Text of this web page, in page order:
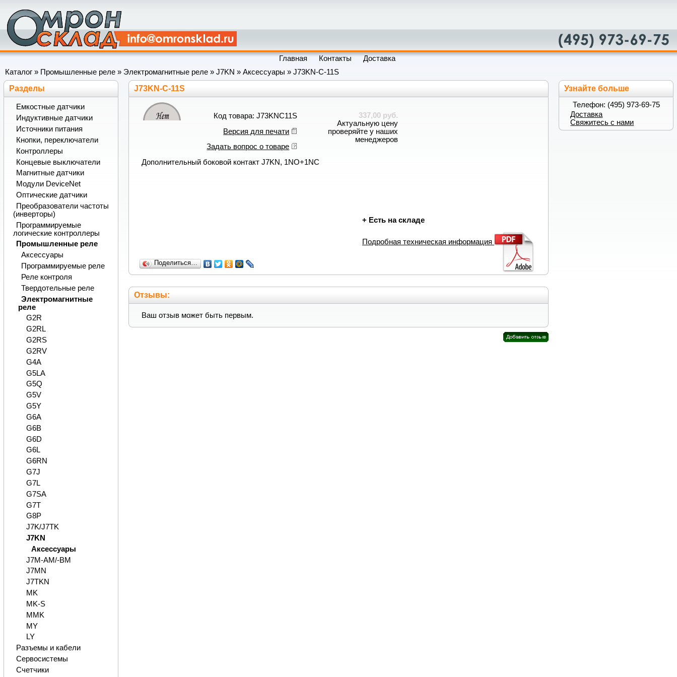
Главная Контакты
Доставка
Каталог » Промышленные реле » Электромагнитные реле » J7KN » Аксессуары » J73KN-C-11S
J73KN-C-11S
Код товара: J73KNC11S
Версия для печати
Задать вопрос о товаре
337,00 руб.
Актуальную цену
проверяйте у наших
менеджеров
Дополнительный боковой контакт J7KN, 1NO+1NC
+Есть на складе
Подробная техническая информация
Поделиться…
Отзывы:
Ваш отзыв может быть первым.
Разделы
Емкостные датчики
Индуктивные датчики
Источники питания
Кнопки, переключатели
Контроллеры
Концевые выключатели
Магнитные датчики
Модули DeviceNet
Оптические датчики
Преобразователи частоты
(инверторы)
Программируемые
логические контроллеры
Промышленные реле
Аксессуары
Программируемые реле
Реле контроля
Твердотельные реле
Электромагнитные
реле
G2R
G2RL
G2RS
G2RV
G4A
G5LA
G5Q
G5V
G5Y
G6A
G6B
G6D
G6L
G6RN
G7J
G7L
G7SA
G7T
G8P
J7K/J7TK
J7KN
Аксессуары
J7M-AM/-BM
J7MN
J7TKN
MK
MK-S
MMK
MY
LY
Разъемы и кабели
Сервосистемы
Счетчики
Узнайте больше
Телефон: (495) 973-69-75
Доставка
Свяжитесь с нами